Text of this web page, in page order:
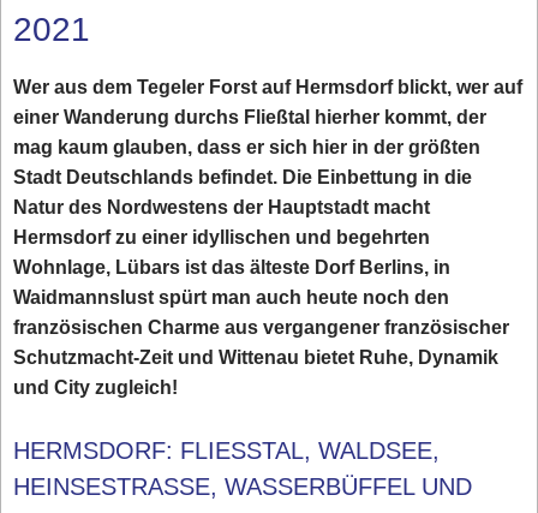
2021
Wer aus dem Tegeler Forst auf Hermsdorf blickt, wer auf
einer Wanderung durchs Fließtal hierher kommt, der
mag kaum glauben, dass er sich hier in der größten
Stadt Deutschlands befindet. Die Einbettung in die
Natur des Nordwestens der Hauptstadt macht
Hermsdorf zu einer idyllischen und begehrten
Wohnlage, Lübars ist das älteste Dorf Berlins, in
Waidmannslust spürt man auch heute noch den
französischen Charme aus vergangener französischer
Schutzmacht-Zeit und Wittenau bietet Ruhe, Dynamik
und City zugleich!
HERMSDORF: FLIESSTAL, WALDSEE, H
EINSESTRASSE, WASSERBÜFFEL UND TE